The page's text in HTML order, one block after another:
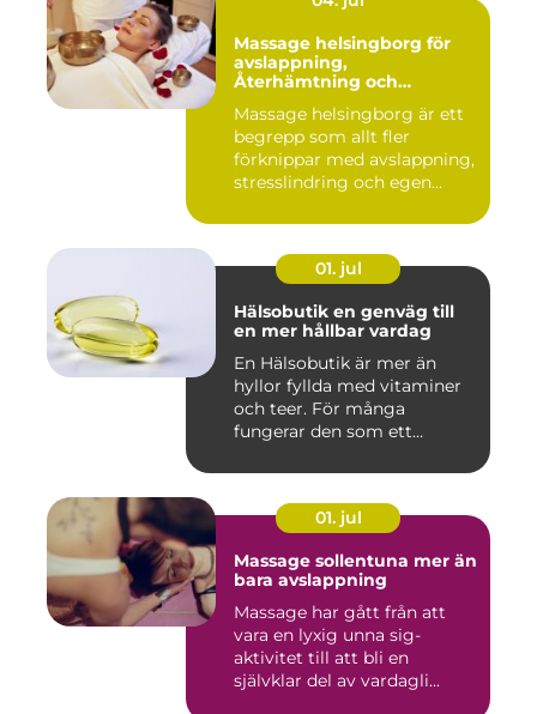
Massage helsingborg för
avslappning,
Återhämtning och
Massage helsingborg är ett
begrepp som allt fler
förknippar med avslappning,
stresslindring och egen...
01. jul
Hälsobutik en genväg till
en mer hållbar vardag
En Hälsobutik är mer än
hyllor fyllda med vitaminer
och teer. För många
fungerar den som ett
01. jul
Massage sollentuna mer än
bara avslappning
Massage har gått från att
vara en lyxig unna sig-
aktivitet till att bli en
självklar del av vardagli...